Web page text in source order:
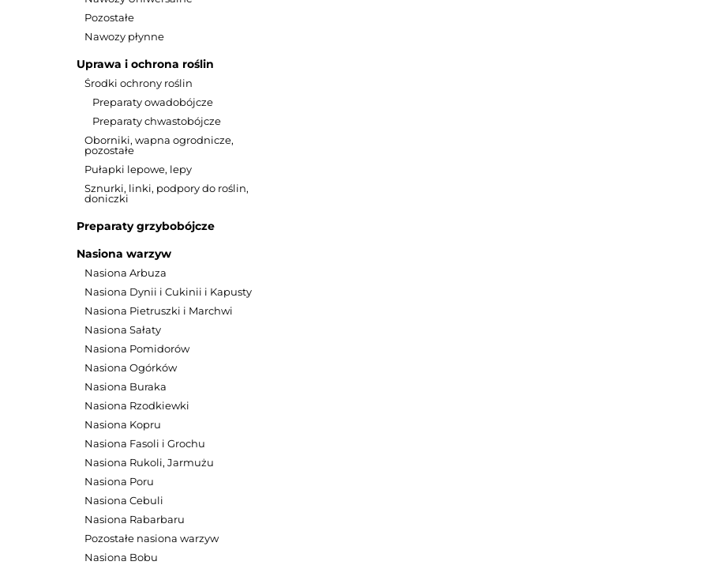
Pozostałe
Nawozy płynne
Uprawa i ochrona roślin
Środki ochrony roślin
Preparaty owadobójcze
Preparaty chwastobójcze
Oborniki, wapna ogrodnicze,
pozostałe
Pułapki lepowe, lepy
Sznurki, linki, podpory do roślin,
doniczki
Preparaty grzybobójcze
Nasiona warzyw
Nasiona Arbuza
Nasiona Dynii i Cukinii i Kapusty
Nasiona Pietruszki i Marchwi
Nasiona Sałaty
Nasiona Pomidorów
Nasiona Ogórków
Nasiona Buraka
Nasiona Rzodkiewki
Nasiona Kopru
Nasiona Fasoli i Grochu
Nasiona Rukoli, Jarmużu
Nasiona Poru
Nasiona Cebuli
Nasiona Rabarbaru
Pozostałe nasiona warzyw
Nasiona Bobu